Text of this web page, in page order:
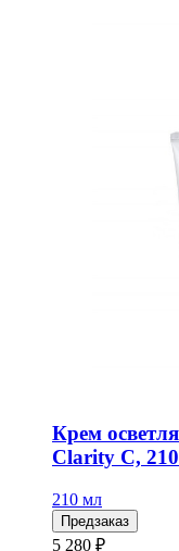
Крем
Clarity C,
210 мл
Предзаказ
5 280 ₽